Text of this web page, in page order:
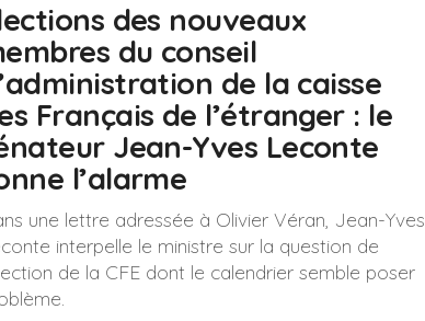
des nouveaux
du conseil
de la caisse
Français de l’étranger : le
Jean-Yves Leconte
l’alarme
une lettre adressée à Olivier Véran, Jean-Yves
interpelle le ministre sur la question de
de la CFE dont le calendrier semble poser